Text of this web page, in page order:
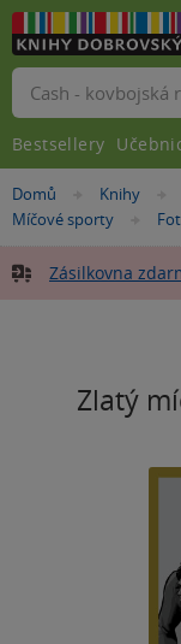
Nacházíte
se
Domů »Knihy
Míčové sporty »
Zásilkovna
Zlatý
Vyhledávání
Bestsellery